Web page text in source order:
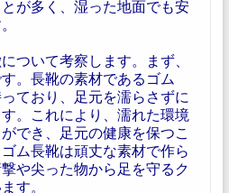
が多く、湿った地面でも安
ついて考察します。まず、
。長靴の素材であるゴム
ており、足元を濡らさずに
。これにより、濡れた環境
でき、足元の健康を保つこ
ム長靴は頑丈な素材で作ら
や尖った物から足を守るク
す。